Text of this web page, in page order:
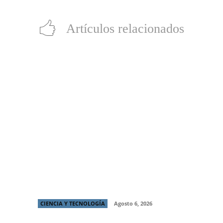
Artículos relacionados
CIENCIA Y TECNOLOGÍA Agosto 6, 2026